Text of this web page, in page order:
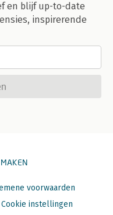
en blijf up-to-date
inspirerende
voorwaarden
Cookie instellingen